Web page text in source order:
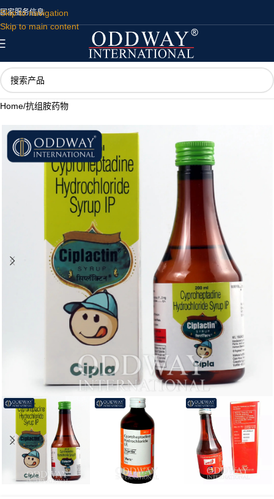
Skip to navigation
Skip to main content
国家服务信息
Home/抗组胺药物